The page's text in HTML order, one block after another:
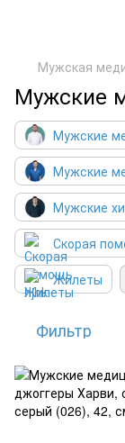
Мужская
Мужские
Мужские
Мужские
Мужские
Скорая
Жилеты
Фильтр